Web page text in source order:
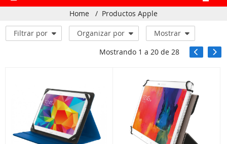
Home / Productos Apple
Filtrar por Organizar por
Mostrar
Mostrando 1 a 20de 28